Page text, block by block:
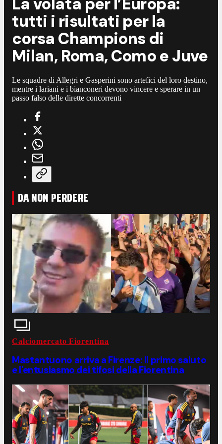
La volata per l’Europa:
tutti i risultati per la
corsa Champions di
Milan, Roma, Como e Juve
Le squadre di Allegri e Gasperini sono artefici del loro destino,
mentre i lariani e i bianconeri devono vincere e sperare in un
passo falso delle dirette concorrenti
DA NON PERDERE
Calciomercato Fiorentina
Mastantuono arriva a Firenze: il primo saluto
e l'entusiasmo dei tifosi della Fiorentina